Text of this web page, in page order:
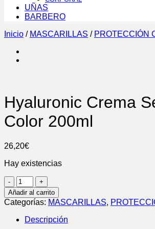
UÑAS
BARBERO
Inicio / MASCARILLAS / PROTECCIÓN
Hyaluronic Crema
Color 200ml
26,20€
Hay existencias
Hyaluronic
Crema
Selladora
Color
200ml
cantidad
Añadir al carrito
Categorías: MASCARILLAS,
Descripción